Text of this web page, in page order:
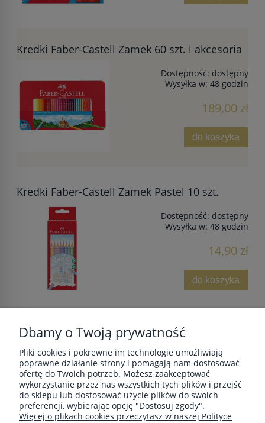
Kredki Faber-Castell Zamek 60 szt. i akcesoria
Dostępność: dostępny
Wysyłka w: 48 godzin
189,00 zł
do koszyka
Kredki Faber-Castell Zamek Pastel 10 szt.
Dostępność: dostępny
Wysyłka w: 48 godzin
14,90 zł
do koszyka
POMOC
MOJE KONTO
Dbamy o Twoją prywatność
Pliki cookies i pokrewne im technologie umożliwiają
poprawne działanie strony i pomagają nam dostosować
ofertę do Twoich potrzeb. Możesz zaakceptować
wykorzystanie przez nas wszystkich tych plików i przejść
do sklepu lub dostosować użycie plików do swoich
preferencji, wybierając opcję "Dostosuj zgody".
Więcej o plikach cookies przeczytasz w naszej Polityce